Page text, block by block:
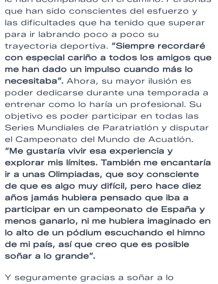
que han sido conscientes del esfuerzo y
las dificultades que ha tenido que superar
para ir labrando poco a poco su
trayectoria deportiva. “Siempre recordaré
con especial cariño a todos los amigos que
me han dado un impulso cuando más lo
necesitaba”. Ahora, su mayor ilusión es
poder dedicarse durante una temporada a
entrenar como lo haría un profesional. Su
objetivo es poder participar en todas las
Series Mundiales de Paratriatlón y disputar
el Campeonato del Mundo de Acuatlón.
“Me gustaría vivir esa experiencia y
explorar mis límites. También me encantaría
ir a unas Olimpiadas, que soy consciente
de que es algo muy difícil, pero hace diez
años jamás hubiera pensado que iba a
participar en un campeonato de España y
menos ganarlo, ni me hubiera imaginado en
lo alto de un pódium escuchando el himno
de mi país, así que creo que es posible
soñar a lo grande”.
Y seguramente gracias a soñar a lo